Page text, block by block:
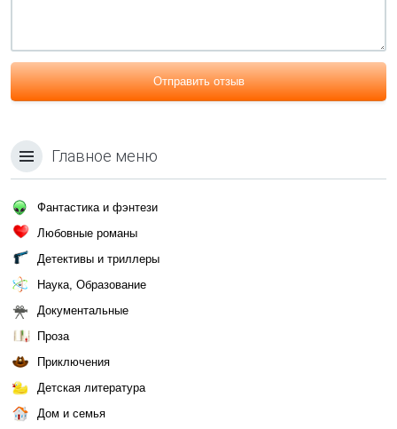
Отправить отзыв
Главное меню
Фантастика и фэнтези
Любовные романы
Детективы и триллеры
Наука, Образование
Документальные
Проза
Приключения
Детская литература
Дом и семья